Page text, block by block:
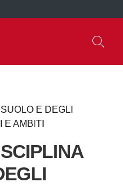
E DEGLI
E AMBITI